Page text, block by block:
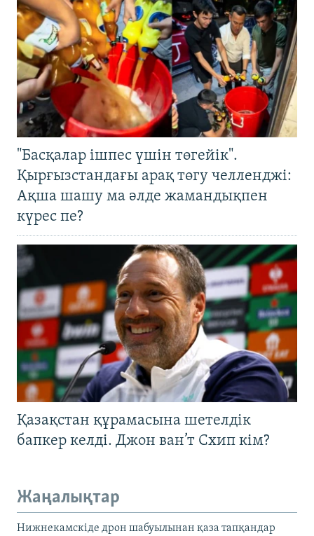
"Басқалар ішпес үшін төгейік".
Қырғызстандағы арақ төгу челленджі:
Ақша шашу ма әлде жамандықпен
күрес пе?
Қазақстан құрамасына шетелдік
бапкер келді. Джон ван’т Схип кім?
Жаңалықтар
Нижнекамскіде дрон шабуылынан қаза тапқандар